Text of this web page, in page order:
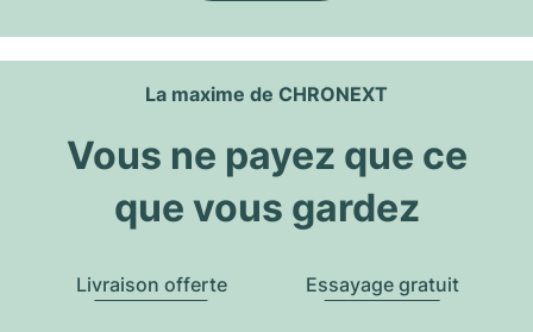
La maxime de CHRONEXT
Vous ne payez que ce
que vous gardez
Livraison offerte Essayage gratuit